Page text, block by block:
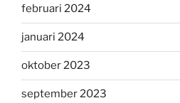
februari 2024
januari 2024
oktober 2023
september 2023